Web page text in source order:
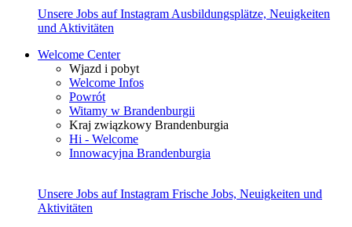
Unsere Jobs auf Instagram Ausbildungsplätze, Neuigkeiten
und Aktivitäten
Welcome Center
Wjazd i pobyt
Welcome Infos
Powrót
Witamy w Brandenburgii
Kraj związkowy Brandenburgia
Hi - Welcome
Innowacyjna Brandenburgia
Unsere Jobs auf Instagram Frische Jobs, Neuigkeiten und
Aktivitäten